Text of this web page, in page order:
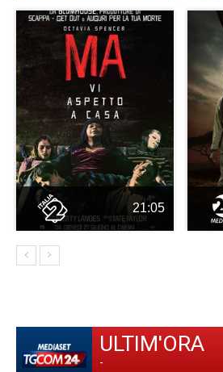
21:05
ULTIM'ORA
-